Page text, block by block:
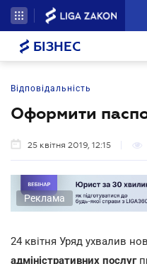
БІЗНЕС
Відповідальність
Оформити
25 квітня 2019, 12:15
Реклама
24 квітня Уряд ухвалив
адміністративних послуг